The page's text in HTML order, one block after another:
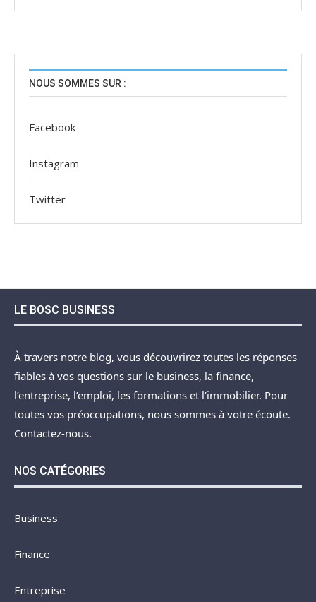
NOUS SOMMES SUR :
Facebook
Instagram
Twitter
LE BOSC BUSINESS
À travers notre blog, vous découvrirez toutes les réponses
fiables à vos questions sur le business, la finance,
l’entreprise, l’emploi, les formations et l’immobilier. Pour
toutes vos préoccupations, nous sommes à votre écoute.
Contactez-nous.
NOS CATÉGORIES
Business
Finance
Entreprise